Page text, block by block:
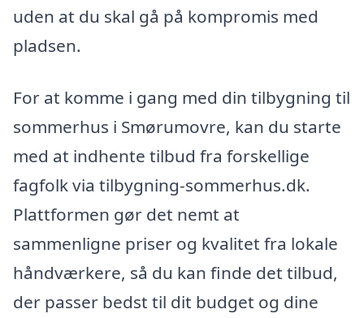
uden at du skal gå på kompromis med
pladsen.
For at komme i gang med din tilbygning til
sommerhus i Smørumovre, kan du starte
med at indhente tilbud fra forskellige
fagfolk via tilbygning-sommerhus.dk.
Plattformen gør det nemt at
sammenligne priser og kvalitet fra lokale
håndværkere, så du kan finde det tilbud,
der passer bedst til dit budget og dine